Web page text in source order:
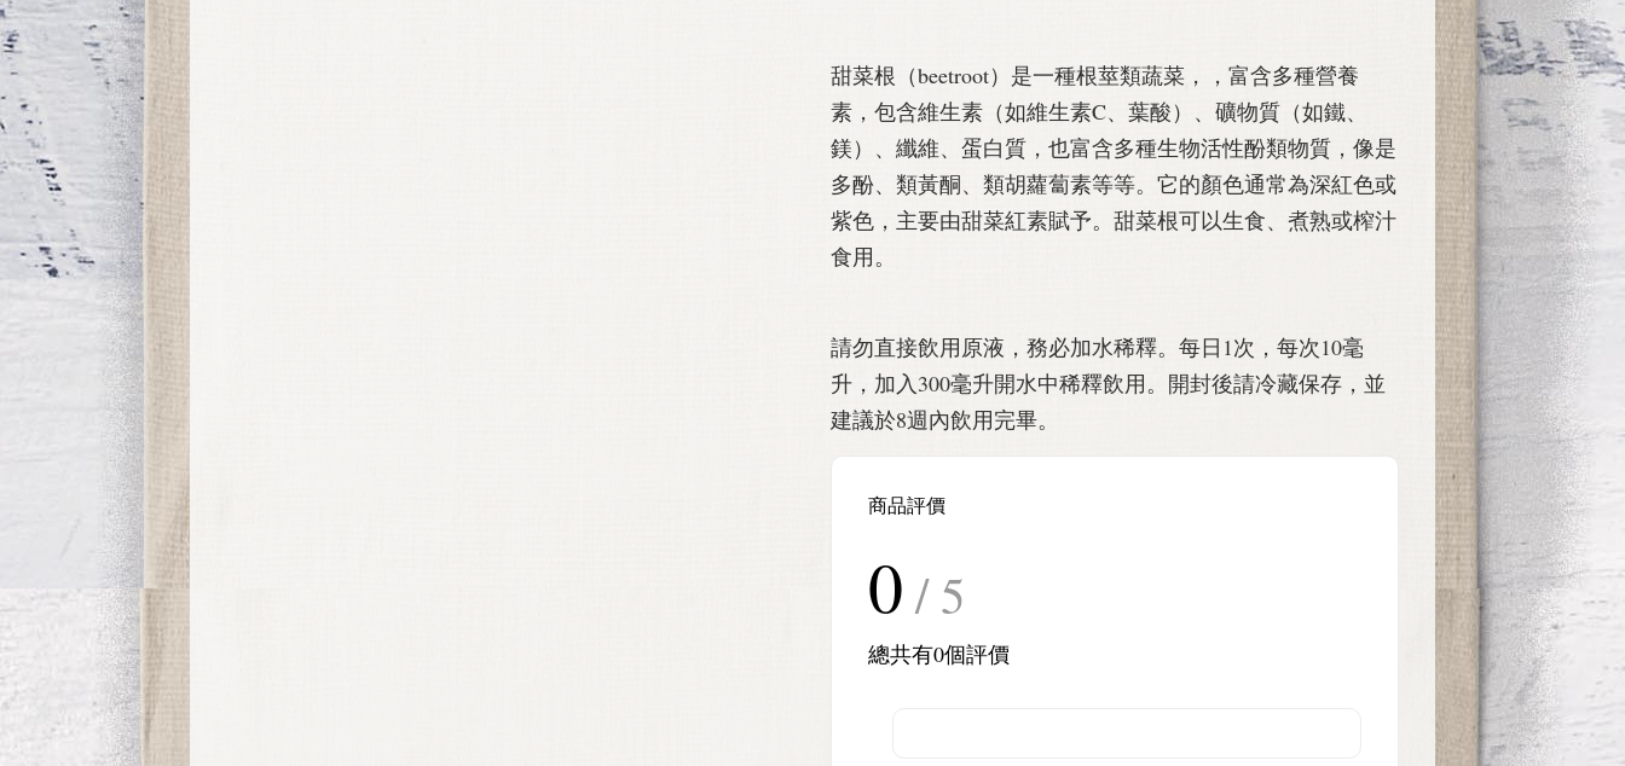
甜菜根（beetroot）是一種根莖類蔬菜，，富含多種營養
素，包含維生素（如維生素C、葉酸）、礦物質（如鐵、
鎂）、纖維、蛋白質，也富含多種生物活性酚類物質，像是
多酚、類黃酮、類胡蘿蔔素等等。它的顏色通常為深紅色或
紫色，主要由甜菜紅素賦予。甜菜根可以生食、煮熟或榨汁
食用。
請勿直接飲用原液，務必加水稀釋。每日1次，每次10毫
升，加入300毫升開水中稀釋飲用。開封後請冷藏保存，並
建議於8週內飲用完畢。
商品評價
0 / 5
總共有0個評價